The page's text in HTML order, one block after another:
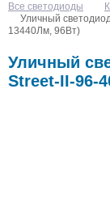
Все светодиоды
Уличный
13440Лм, 96Вт)
Уличный
Street-II-96-